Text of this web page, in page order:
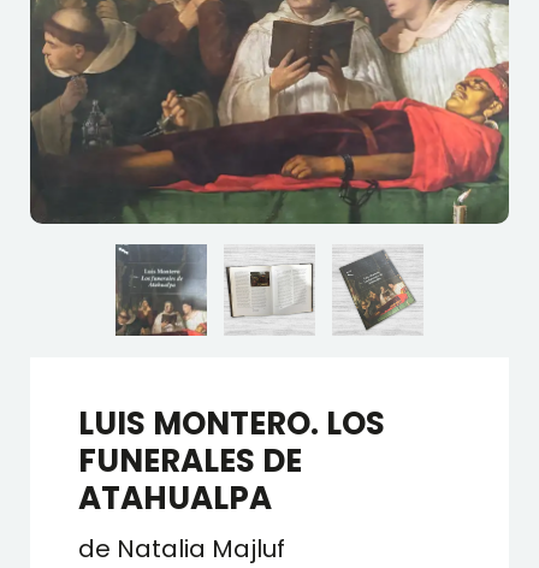
LUIS MONTERO. LOS
FUNERALES DE
ATAHUALPA
de Natalia Majluf